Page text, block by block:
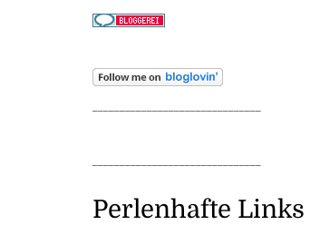
Perlenhafte Links